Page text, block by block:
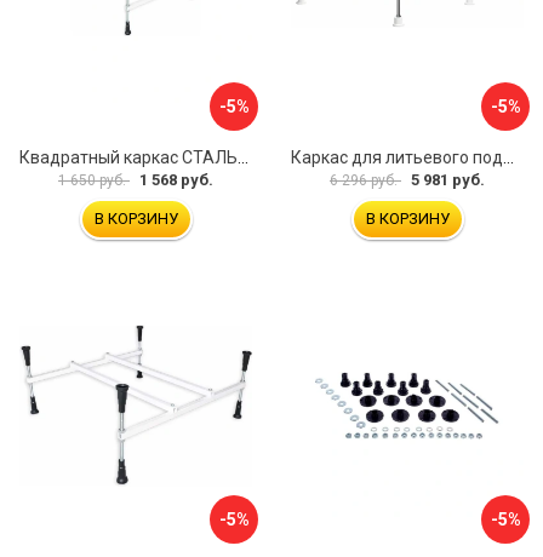
-5%
Квадратный каркас СТАЛЬВЕНТ 00-00000147
1 650 руб. 1 568 руб.
В КОРЗИНУ
-5%
Каркас для литьевого поддона ALLEN BRAU 267187
6 296 руб. 5 981 руб.
В КОРЗИНУ
-5% -5%